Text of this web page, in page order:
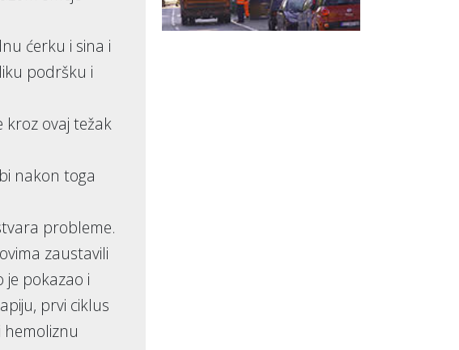
ćerku i sina i
podršku i
kroz ovaj težak
nakon toga
probleme.
zaustavili
pokazao i
prvi ciklus